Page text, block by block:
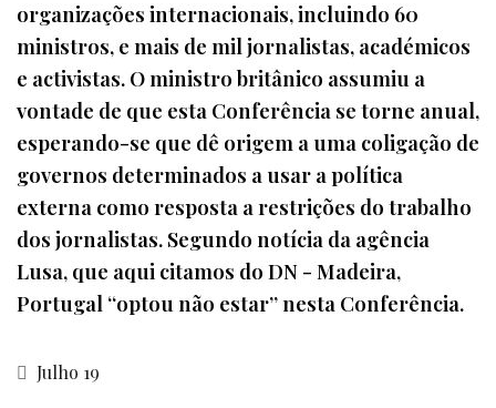
organizações internacionais, incluindo 60
ministros, e mais de mil jornalistas, académicos
e activistas. O ministro britânico assumiu a
vontade de que esta Conferência se torne anual,
esperando-se que dê origem a uma coligação de
governos determinados a usar a política
externa como resposta a restrições do trabalho
dos jornalistas. Segundo notícia da agência
Lusa, que aqui citamos do DN - Madeira,
Portugal “optou não estar” nesta Conferência.
Julho 19